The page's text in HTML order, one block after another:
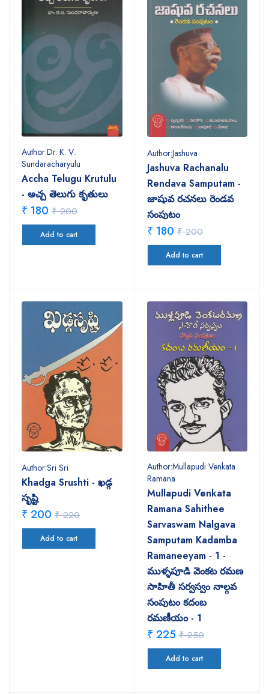
Author:Dr. K. V..
Sundaracharyulu
Accha Telugu Krutulu
- అచ్చ తెలుగు కృతులు
₹ 180 ₹ 200
Add to cart
Author:Jashuva
Jashuva Rachanalu
Rendava Samputam -
జాషువ రచనలు రెండవ
సంపుటం
₹ 180 ₹ 200
Add to cart
Author:Sri Sri
Khadga Srushti - ఖడ్గ
సృష్టి
₹ 200 ₹ 220
Add to cart
Author:Mullapudi Venkata
Ramana
Mullapudi Venkata
Ramana Sahithee
Sarvaswam Nalgava
Samputam Kadamba
Ramaneeyam - 1 -
ముళ్ళపూడి వెంకట రమణ
సాహితీ సర్వస్వం నాల్గవ
సంపుటం కదంబ
రమణీయం - 1
₹ 225 ₹ 250
Add to cart